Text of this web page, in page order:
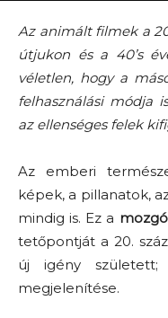
Az animált filmek a
útjukon és a 40’s
véletlen, hogy a
felhasználási módja
az ellenséges felek
Az emberi
képek, a pillanatok,
mindig is. Ez a
tetőpontját a 20.
új igény
megjelenítése.